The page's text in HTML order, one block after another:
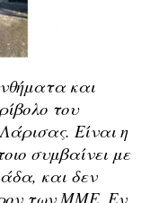
και
του
Είναι η
συμβαίνει με
και δεν
των ΜΜΕ. Εν